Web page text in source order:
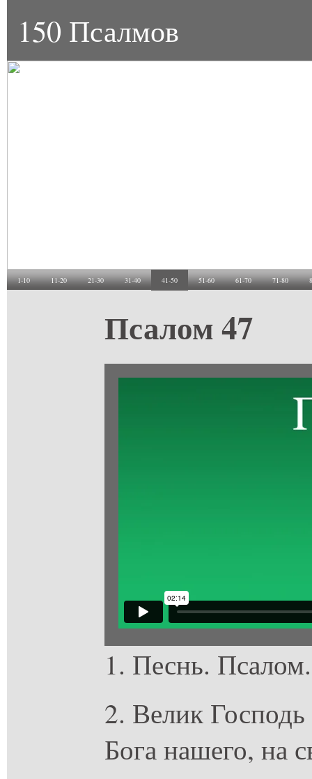
150 Псалмов
1-10 11-20 21-30 31-40 41-50 51-60 61-70 71-80
Псалом 47
1. Песнь.
2. Велик Господь
Бога нашего, на